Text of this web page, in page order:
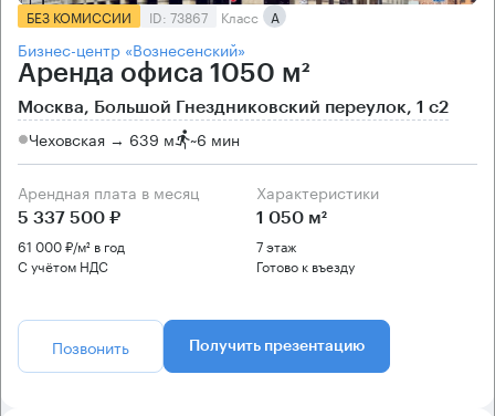
БЕЗ КОМИССИИ ID: 73867 Класс А
Бизнес-центр «Вознесенский»
Аренда офиса 1050 м²
Москва, Большой Гнездниковский переулок, 1 с2
Чеховская → 639 м ~6 мин
Арендная плата в месяц
5 337 500 ₽
61 000 ₽/м² в год
С учётом НДС
Характеристики
1 050 м²
7 этаж
Готово к въезду
Позвонить Получить презентацию